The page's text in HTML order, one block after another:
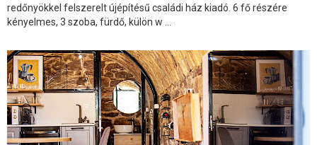
redőnyökkel felszerelt újépítésű családi ház kiadó. 6 fő részére
kényelmes, 3 szoba, fürdő, külön w ...